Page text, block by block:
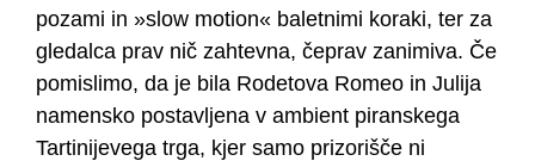
pozami in »slow motion« baletnimi koraki, ter za
gledalca prav nič zahtevna, čeprav zanimiva. Če
pomislimo, da je bila Rodetova Romeo in Julija
namensko postavljena v ambient piranskega
Tartinijevega trga, kjer samo prizorišče ni